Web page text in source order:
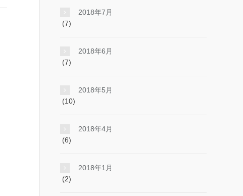
2018年7月
(7)
2018年6月
(7)
2018年5月
(10)
2018年4月
(6)
2018年1月
(2)